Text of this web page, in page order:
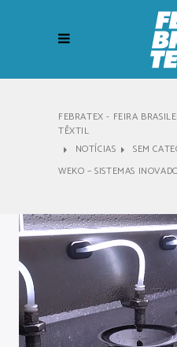
FEBRATEX - FEIRA
TÊXTIL
NOTÍCIAS
SEM
WEKO – SISTEMAS